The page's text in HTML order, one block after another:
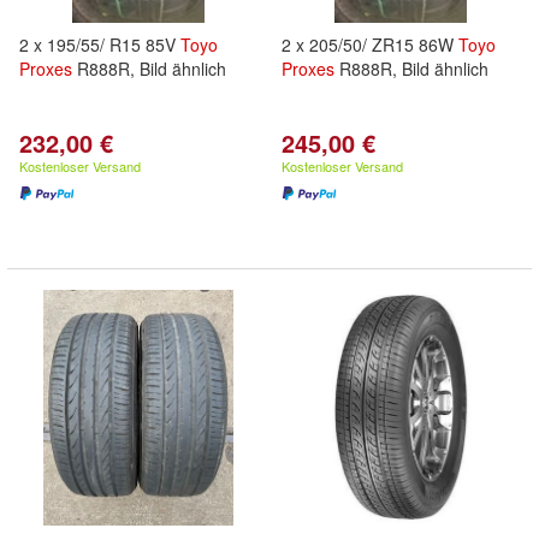
2 x 195/55/ R15 85V Toyo
Proxes R888R, Bild ähnlich
232,00 €
Kostenloser Versand
2 x 205/50/ ZR15 86W Toyo
Proxes R888R, Bild ähnlich
245,00 €
Kostenloser Versand